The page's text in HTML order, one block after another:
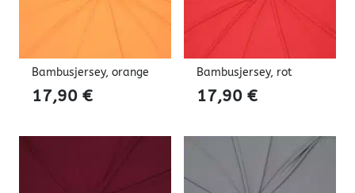
Bambusjersey, orange
17,90 €
Bambusjersey, rot
17,90 €